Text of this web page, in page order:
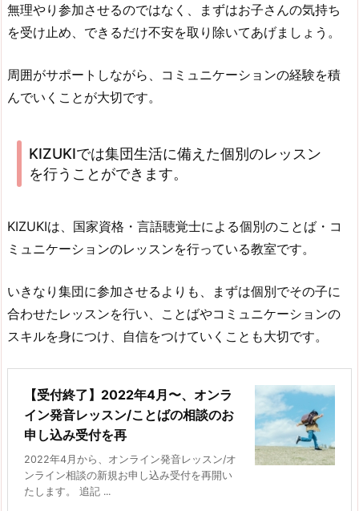
無理やり参加させるのではなく、まずはお子さんの気持ち
を受け止め、できるだけ不安を取り除いてあげましょう。
周囲がサポートしながら、コミュニケーションの経験を積
んでいくことが大切です。
KIZUKIでは集団生活に備えた個別のレッスン
を行うことができます。
KIZUKIは、国家資格・言語聴覚士による個別のことば・コ
ミュニケーションのレッスンを行っている教室です。
いきなり集団に参加させるよりも、まずは個別でその子に
合わせたレッスンを行い、ことばやコミュニケーションの
スキルを身につけ、自信をつけていくことも大切です。
【受付終了】2022年4月〜、オンラ
イン発音レッスン/ことばの相談のお
申し込み受付を再
2022年4月から、オンライン発音レッスン/オ
ンライン相談の新規お申し込み受付を再開い
たします。 追記 ...